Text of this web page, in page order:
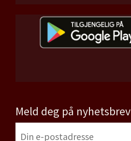
Meld deg på nyhetsbrev